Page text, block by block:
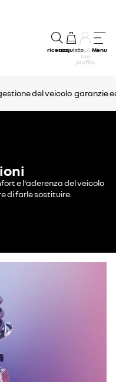
ricercaacquistoaccedi al
tuo
profilo
Menu
del veicolo garanzie
e l'aderenza del veicolo
di farle sostituire.